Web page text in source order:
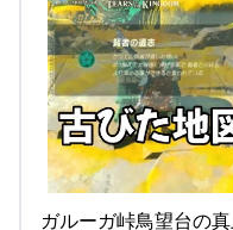
ガルーガ峠鳥望台の